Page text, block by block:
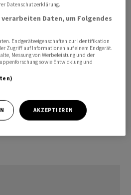
Cosmogemeinsam mit
daran, die Markteinführung
Märkten
Wirkmechanismus seit
Unternehmen am Montag
Datenschutzerklärung.
Daten, um Folgendes
Endgeräteeigenschaften zur Identifikation
Zugriff auf Informationen auf einem Endgerät.
Messung von Werbeleistung und der
sowie Entwicklung und
AKZEPTIEREN